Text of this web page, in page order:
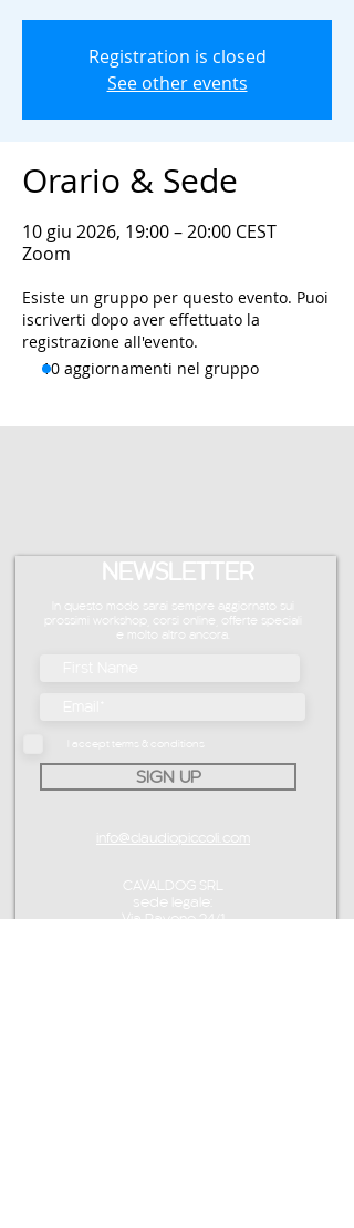
Registration is closed
See other events
Orario & Sede
10 giu 2026, 19:00 – 20:00 CEST
Zoom
Esiste un gruppo per questo evento. Puoi
iscriverti dopo aver effettuato la
registrazione all'evento.
10 aggiornamenti nel gruppo
NEWSLETTER
In questo modo sarai sempre aggiornato sui
prossimi workshop, corsi online, offerte speciali
e molto altro ancora.
I accept terms & conditions
SIGN UP
info@claudiopiccoli.com
CAVALDOG SRL
sede legale:
Via Pavone 24/1